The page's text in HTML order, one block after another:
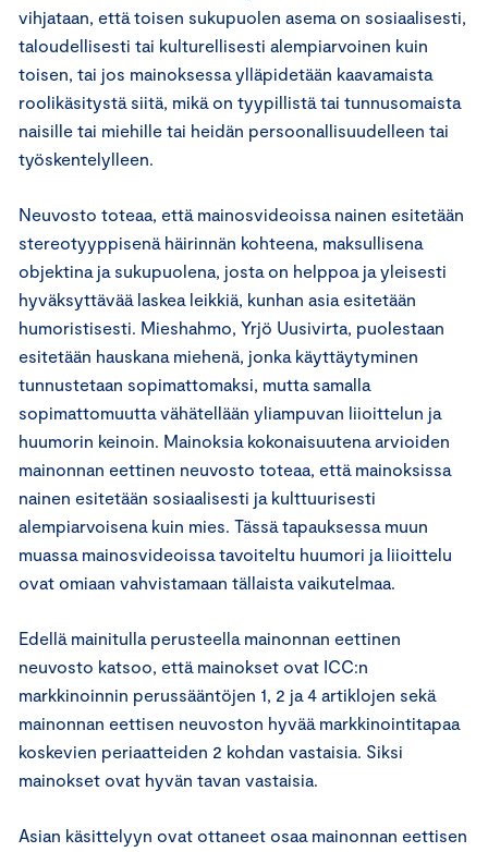
vihjataan, että toisen sukupuolen asema on sosiaalisesti,
taloudellisesti tai kulturellisesti alempiarvoinen kuin
toisen, tai jos mainoksessa ylläpidetään kaavamaista
roolikäsitystä siitä, mikä on tyypillistä tai tunnusomaista
naisille tai miehille tai heidän persoonallisuudelleen tai
työskentelylleen.
Neuvosto toteaa, että mainosvideoissa nainen esitetään
stereotyyppisenä häirinnän kohteena, maksullisena
objektina ja sukupuolena, josta on helppoa ja yleisesti
hyväksyttävää laskea leikkiä, kunhan asia esitetään
humoristisesti. Mieshahmo, Yrjö Uusivirta, puolestaan
esitetään hauskana miehenä, jonka käyttäytyminen
tunnustetaan sopimattomaksi, mutta samalla
sopimattomuutta vähätellään yliampuvan liioittelun ja
huumorin keinoin. Mainoksia kokonaisuutena arvioiden
mainonnan eettinen neuvosto toteaa, että mainoksissa
nainen esitetään sosiaalisesti ja kulttuurisesti
alempiarvoisena kuin mies. Tässä tapauksessa muun
muassa mainosvideoissa tavoiteltu huumori ja liioittelu
ovat omiaan vahvistamaan tällaista vaikutelmaa.
Edellä mainitulla perusteella mainonnan eettinen
neuvosto katsoo, että mainokset ovat ICC:n
markkinoinnin perussääntöjen 1, 2 ja 4 artiklojen sekä
mainonnan eettisen neuvoston hyvää markkinointitapaa
koskevien periaatteiden 2 kohdan vastaisia. Siksi
mainokset ovat hyvän tavan vastaisia.
Asian käsittelyyn ovat ottaneet osaa mainonnan eettisen